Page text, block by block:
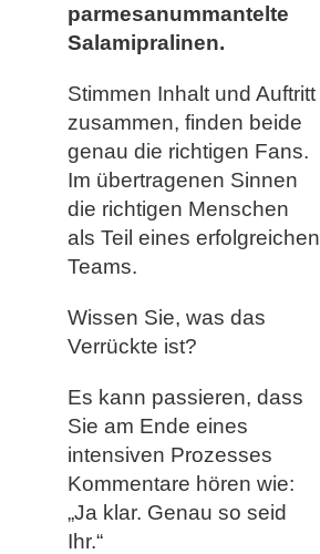
parmesanummantelte
Salamipralinen.
Stimmen Inhalt und Auftritt
zusammen, finden beide
genau die richtigen Fans.
Im übertragenen Sinnen
die richtigen Menschen
als Teil eines erfolgreichen
Teams.
Wissen Sie, was das
Verrückte ist?
Es kann passieren, dass
Sie am Ende eines
intensiven Prozesses
Kommentare hören wie:
„Ja klar. Genau so seid
Ihr.“